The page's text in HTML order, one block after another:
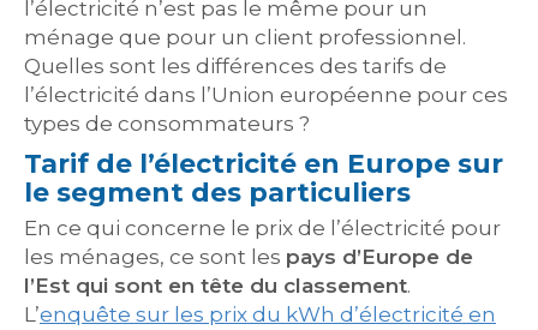
l’électricité n’est pas le même pour un
ménage que pour un client professionnel.
Quelles sont les différences des tarifs de
l’électricité dans l’Union européenne pour ces
types de consommateurs ?
Tarif de l’électricité en Europe sur
le segment des particuliers
En ce qui concerne le prix de l’électricité pour
les ménages, ce sont les pays d’Europe de
l’Est qui sont en tête du classement.
L’enquête sur les prix du kWh d’électricité en